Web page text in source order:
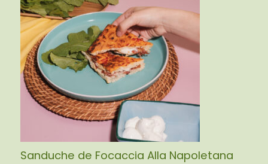
Sanduche de Focaccia Alla Napoletana